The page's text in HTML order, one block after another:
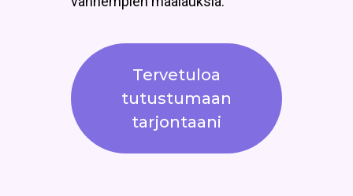
Tervetuloa
tutustumaan
tarjontaani